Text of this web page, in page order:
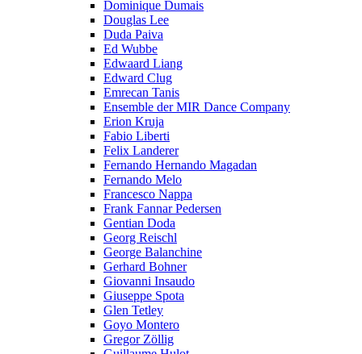
Dominique Dumais
Douglas Lee
Duda Paiva
Ed Wubbe
Edwaard Liang
Edward Clug
Emrecan Tanis
Ensemble der MIR Dance Company
Erion Kruja
Fabio Liberti
Felix Landerer
Fernando Hernando Magadan
Fernando Melo
Francesco Nappa
Frank Fannar Pedersen
Gentian Doda
Georg Reischl
George Balanchine
Gerhard Bohner
Giovanni Insaudo
Giuseppe Spota
Glen Tetley
Goyo Montero
Gregor Zöllig